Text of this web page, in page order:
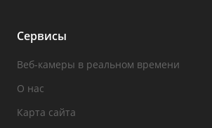
Сервисы
Веб-камеры в реальном времени
О нас
Карта сайта